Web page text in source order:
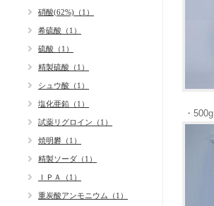
・500g
硝酸(62%)（1）
希硫酸（1）
硫酸（1）
精製硫酸（1）
シュウ酸（1）
塩化亜鉛（1）
試薬リグロイン（1）
焼明礬（1）
精製ソーダ（1）
ＩＰＡ（1）
重炭酸アンモニウム（1）